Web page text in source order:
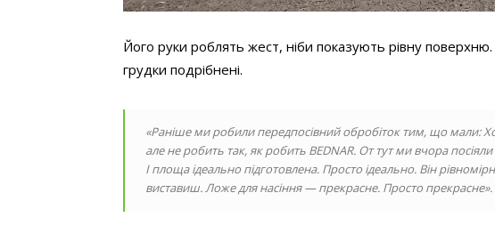
Його руки роблять жест, ніби показують рівну поверхню.
грудки подрібнені.
«Раніше ми робили передпосівний обробіток тим, що мали:
але не робить так, як робить BEDNAR. От тут ми вчора
І площа ідеально підготовлена. Просто ідеально. Він
виставиш. Ложе для насіння — прекрасне. Просто прекрасне».